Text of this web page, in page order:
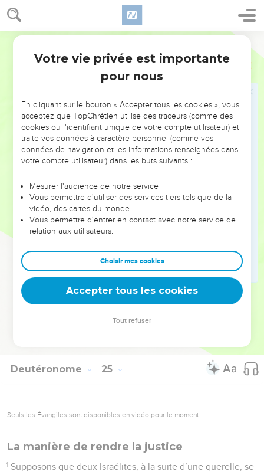
Deutéronome 24
d’une veuve.
18 Souvenez-vous que vous avez été esclaves en Égypte et
que le Seigneur votre Dieu vous a libérés. C’est pour cela
que je vous ordonne de mettre en pratique ces
commandements.
Lorsque vous moissonnerez, si vous avez oublié une
vous la laisserez pour les étrangers, les orphelins et les
veuves. Alors le Seigneur votre Dieu vous bénira dans tout
ce que vous entreprendrez.
De même, lorsque vous récolterez les olives, vous ne
oubliés ; vous les laisserez pour les étrangers, les orphelins
et les veuves.
Enfin, lorsque vous vendangerez, vous ne repasserez pas
dans la vigne pour ramasser les grappes oubliées ; vous les
Souvenez-vous que vous avez été esclaves en Égypte.
C’est pour cela que je vous ordonne de mettre en pratique
ces commandements.
© Société biblique française – Bibli’O, 1997, avec autorisation. Pour vous procurer
Deutéronome 25
Seuls les Évangiles sont disponibles en vidéo pour le moment.
La manière de rendre la justice
1 Supposons que deux Israélites, à la suite d’une querelle, se
Votre vie privée est importante
pour nous
En cliquant sur le bouton « Accepter tous les cookies », vous
acceptez que TopChrétien utilise des traceurs (comme des
cookies ou l'identifiant unique de votre compte utilisateur) et
traite vos données à caractère personnel (comme vos
données de navigation et les informations renseignées dans
votre compte utilisateur) dans les buts suivants :
Mesurer l'audience de notre service
Vous permettre d'utiliser des services tiers tels que de la
vidéo, des cartes du monde…
Vous permettre d'entrer en contact avec notre service de
relation aux utilisateurs.
Choisir mes cookies
Accepter tous les cookies
Tout refuser